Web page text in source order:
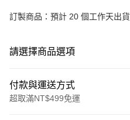
訂製商品：預計 20 個工作天出貨
請選擇商品選項
付款與運送方式
超取滿NT$499免運